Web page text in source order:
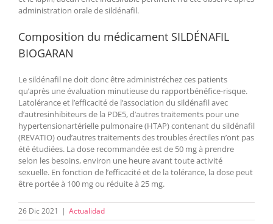
administration orale de sildénafil.
Composition du médicament SILDÉNAFIL
BIOGARAN
Le sildénafil ne doit donc être administréchez ces patients
qu’après une évaluation minutieuse du rapportbénéfice-risque.
Latolérance et l’efficacité de l’association du sildénafil avec
d’autresinhibiteurs de la PDE5, d’autres traitements pour une
hypertensionartérielle pulmonaire (HTAP) contenant du sildénafil
(REVATIO) oud’autres traitements des troubles érectiles n’ont pas
été étudiées. La dose recommandée est de 50 mg à prendre
selon les besoins, environ une heure avant toute activité
sexuelle. En fonction de l’efficacité et de la tolérance, la dose peut
être portée à 100 mg ou réduite à 25 mg.
26 Dic 2021 | Actualidad